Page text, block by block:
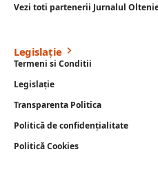
Vezi toti partenerii Jurnalul
Legislație
Termeni si Conditii
Legislație
Transparenta Politica
Politică de confidențialitate
Politică Cookies